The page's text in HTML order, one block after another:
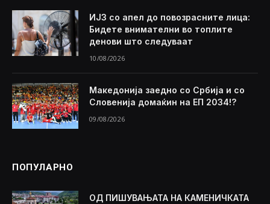
ИЈЗ со апел до повозрасните лица:
Бидете внимателни во топлите
денови што следуваат
10/08/2026
Македонија заедно со Србија и со
Словенија домаќин на ЕП 2034!?
09/08/2026
ПОПУЛАРНО
ОД ПИШУВАЊАТА НА КАМЕНИЧКАТА